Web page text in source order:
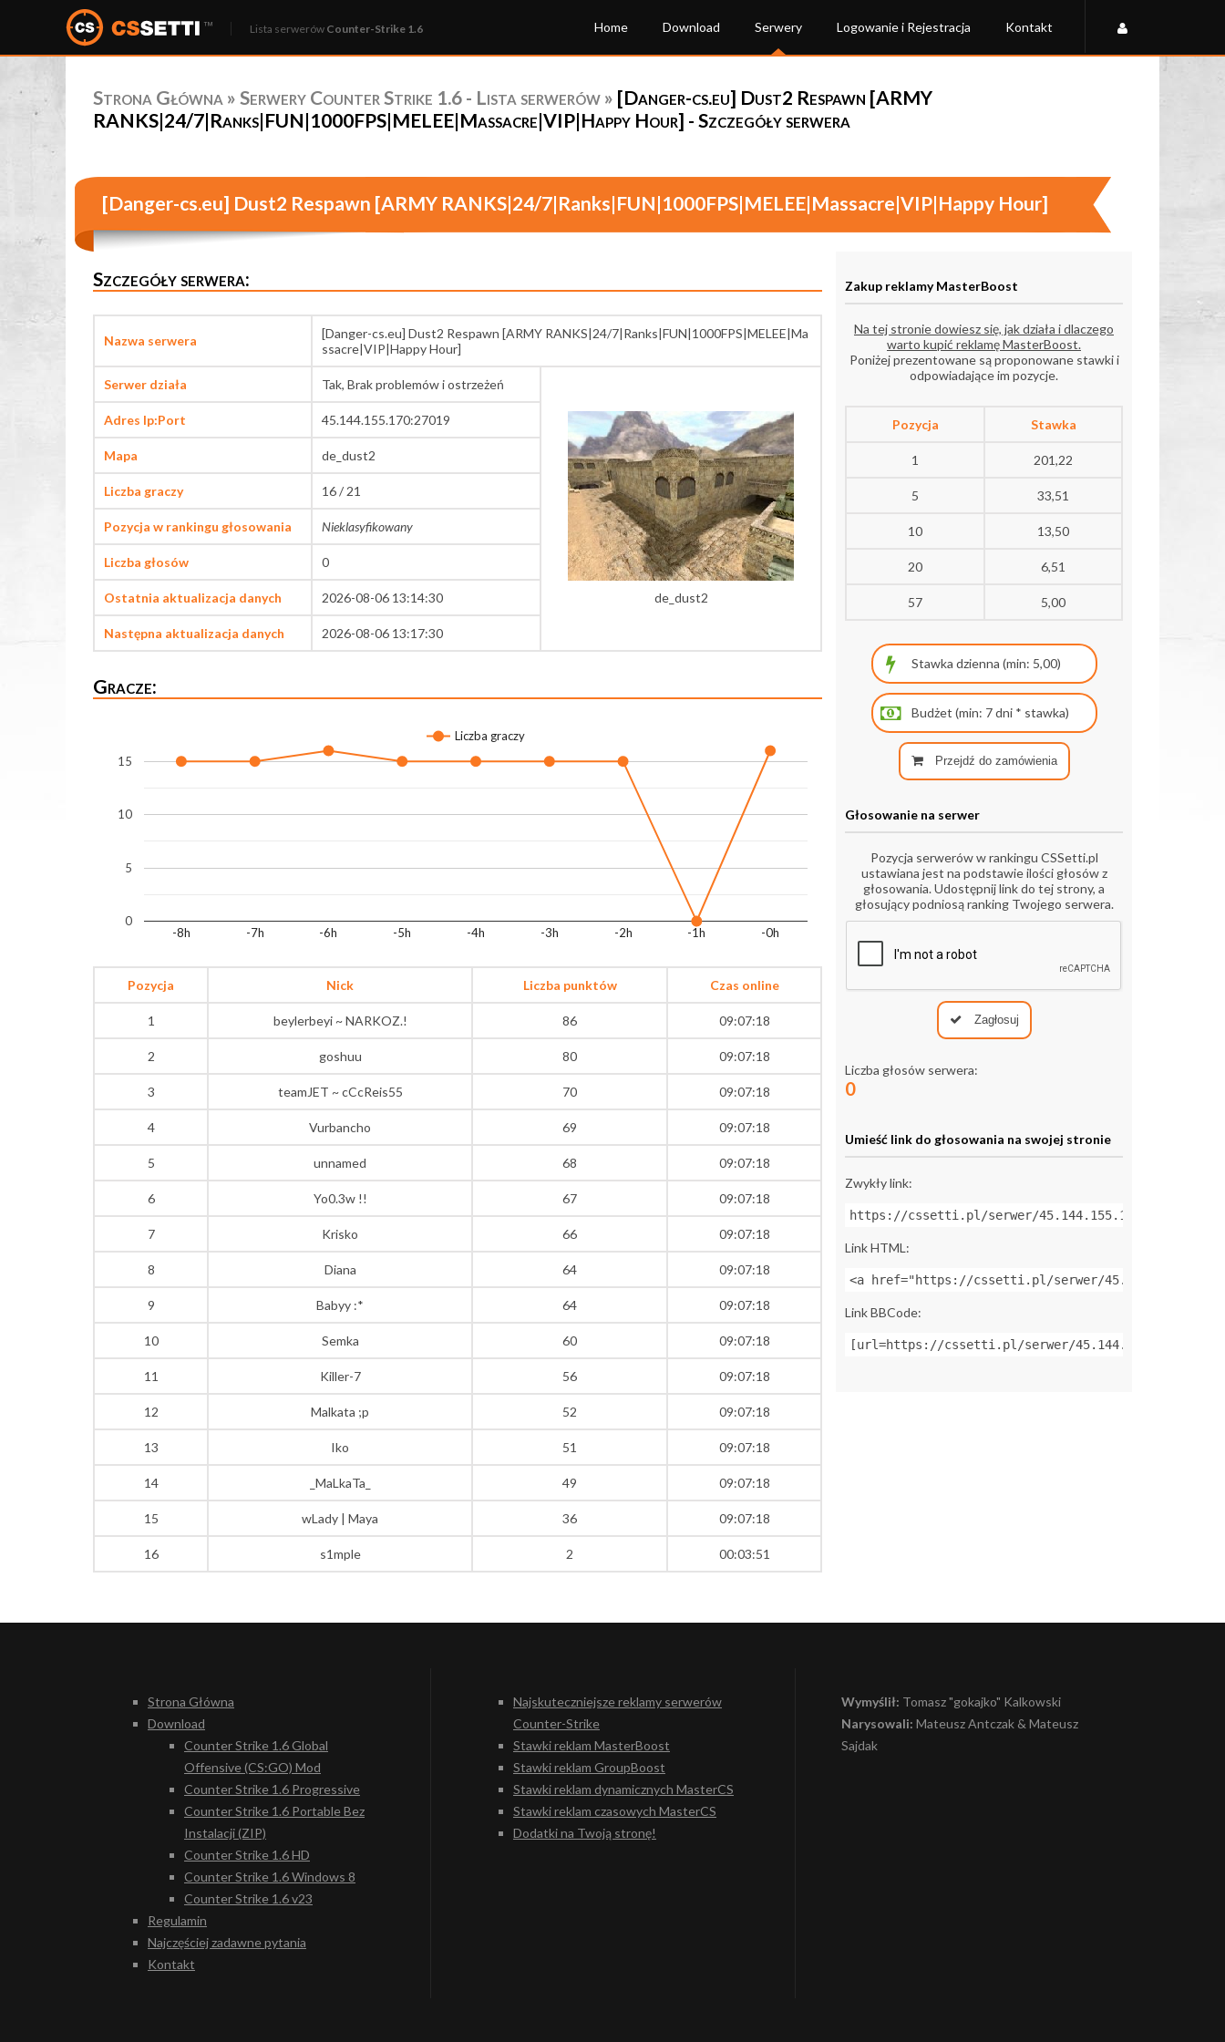
Lista serwerów Counter-Strike 1.6 Home Download Serwery Logowanie i Rejestracja Kontakt
Strona Główna » Serwery Counter Strike 1.6 - Lista serwerów » [Danger-cs.eu] Dust2 Respawn [ARMY
RANKS|24/7|Ranks|FUN|1000FPS|MELEE|Massacre|VIP|Happy Hour] - Szczegóły serwera
[Danger-cs.eu] Dust2 Respawn [ARMY RANKS|24/7|Ranks|FUN|1000FPS|MELEE|Massacre|VIP|Happy Hour]
Szczegóły serwera:
Nazwa serwera
[Danger-cs.eu] Dust2 Respawn [ARMY RANKS|24/7|Ranks|FUN|1000FPS|MELEE|Ma
ssacre|VIP|Happy Hour]
Serwer działa Tak, Brak problemów i ostrzeżeń
de_dust2
Adres Ip:Port 45.144.155.170:27019
Mapa de_dust2
Liczba graczy 16 / 21
Pozycja w rankingu głosowania Nieklasyfikowany
Liczba głosów 0
Ostatnia aktualizacja danych 2026-08-06 13:14:30
Następna aktualizacja danych 2026-08-06 13:17:30
Gracze:
Liczba graczy
-8h -7h -6h -5h -4h -3h -2h -1h -0h
0
5
10
15
Pozycja Nick Liczba punktów Czas online
1 beylerbeyi ~ NARKOZ.! 86 09:07:18
2 goshuu 80 09:07:18
3 teamJET ~ cCcReis55 70 09:07:18
4 Vurbancho 69 09:07:18
5 unnamed 68 09:07:18
6 Yo0.3w !! 67 09:07:18
7 Krisko 66 09:07:18
8 Diana 64 09:07:18
9 Babyy :* 64 09:07:18
10 Semka 60 09:07:18
11 Killer-7 56 09:07:18
12 Malkata ;p 52 09:07:18
13 Iko 51 09:07:18
14 _MaLkaTa_ 49 09:07:18
15 wLady | Maya 36 09:07:18
16 s1mple 2 00:03:51
Zakup reklamy MasterBoost
Na tej stronie dowiesz się, jak działa i dlaczego
warto kupić reklamę MasterBoost.
Poniżej prezentowane są proponowane stawki i
odpowiadające im pozycje.
Pozycja Stawka
1 201,22
5 33,51
10 13,50
20 6,51
57 5,00
Przejdź do zamówienia
Głosowanie na serwer
Pozycja serwerów w rankingu CSSetti.pl
ustawiana jest na podstawie ilości głosów z
głosowania. Udostępnij link do tej strony, a
głosujący podniosą ranking Twojego serwera.
Zagłosuj
Liczba głosów serwera:
0
Umieść link do głosowania na swojej stronie
Zwykły link:
https://cssetti.pl/serwer/45.144.155.170:27019
Link HTML:
<a href="https://cssetti.pl/serwer/
Link BBCode:
[url=https://cssetti.pl/serwer/
Strona Główna
Download
Counter Strike 1.6 Global
Offensive (CS:GO) Mod
Counter Strike 1.6 Progressive
Counter Strike 1.6 Portable Bez
Instalacji (ZIP)
Counter Strike 1.6 HD
Counter Strike 1.6 Windows 8
Counter Strike 1.6 v23
Regulamin
Najczęściej zadawne pytania
Kontakt
Najskuteczniejsze reklamy serwerów
Counter-Strike
Stawki reklam MasterBoost
Stawki reklam GroupBoost
Stawki reklam dynamicznych MasterCS
Stawki reklam czasowych MasterCS
Dodatki na Twoją stronę!
Wymyślił: Tomasz "gokajko" Kalkowski
Narysowali: Mateusz Antczak & Mateusz
Sajdak